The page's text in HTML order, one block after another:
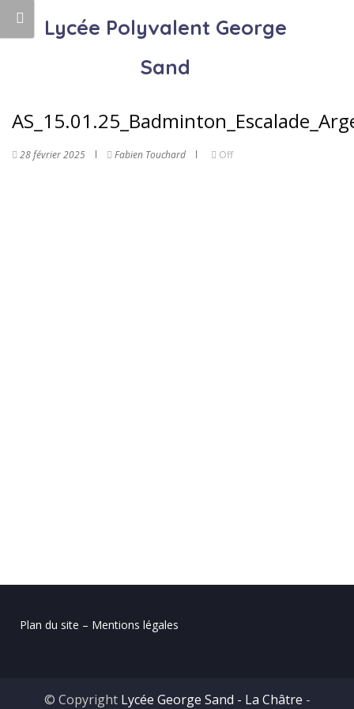
Lycée Polyvalent George
Sand
28 février 2025 Fabien Touchard Off
Plan du site – Mentions légales
© Copyright Lycée George Sand - La Châtre -